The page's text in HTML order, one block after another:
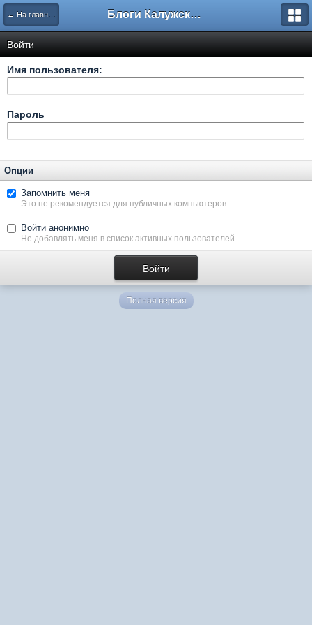
← На главную Блоги Калужского перекрестка
Войти
Имя пользователя:
Пароль
Опции
Запомнить меня
Это не рекомендуется для публичных компьютеров
Войти анонимно
Не добавлять меня в список активных пользователей
Полная версия